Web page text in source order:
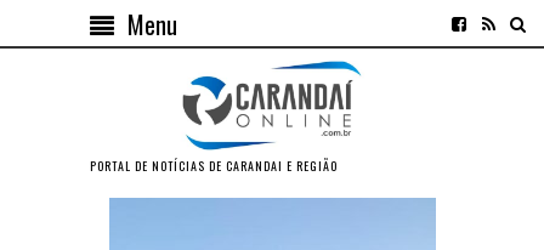
Menu
PORTAL DE NOTÍCIAS DE CARANDAI E REGIÃO